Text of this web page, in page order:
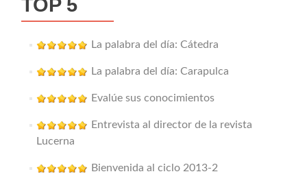
TOP 5
La palabra del día: Cátedra
La palabra del día: Carapulca
Evalúe sus conocimientos
Entrevista al director de la revista
Lucerna
Bienvenida al ciclo 2013-2